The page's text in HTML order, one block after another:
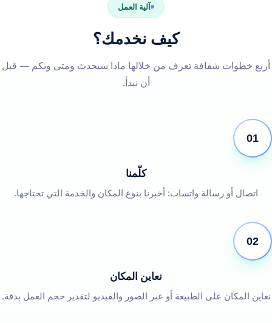
آلية العمل
كيف نخدمك؟
أربع خطوات شفافة تعرف من خلالها ماذا سيحدث ومتى وبكم — قبل
أن نبدأ.
01
كلّمنا
اتصال أو رسالة واتساب: أخبرنا بنوع المكان والخدمة التي تحتاجها.
02
نعاين المكان
نعاين المكان على الطبيعة أو عبر الصور والفيديو لتقدير حجم العمل بدقة.